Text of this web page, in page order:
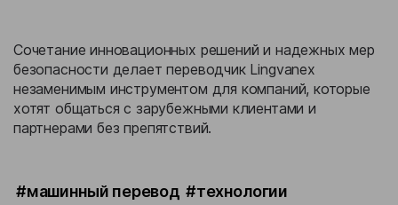
Сочетание инновационных решений и надежных мер
безопасности делает переводчик Lingvanex
незаменимым инструментом для компаний, которые
хотят общаться с зарубежными клиентами и
партнерами без препятствий.
#машинный перевод #технологии